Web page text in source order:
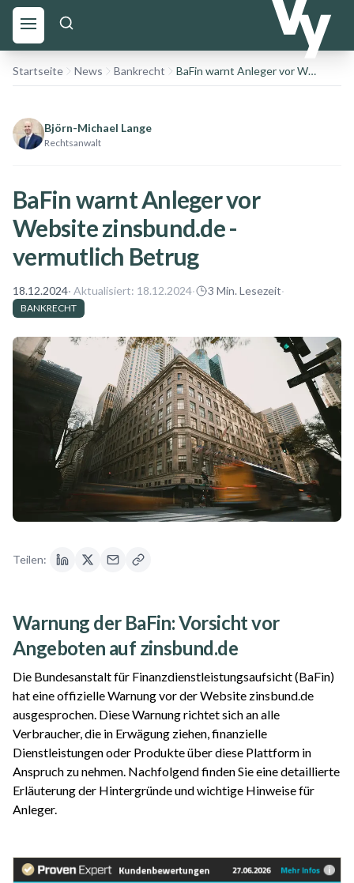
Startseite News Bankrecht BaFin warnt Anleger vor Website zinsbund.de - vermutlich Betrug
Björn-Michael Lange
Rechtsanwalt
BaFin warnt Anleger vor
Website zinsbund.de -
vermutlich Betrug
18.12.2024· Aktualisiert: 18.12.2024· 3 Min. Lesezeit·
BANKRECHT
Teilen:
Warnung der BaFin: Vorsicht vor
Angeboten auf zinsbund.de
Die Bundesanstalt für Finanzdienstleistungsaufsicht (BaFin)
hat eine offizielle Warnung vor der Website zinsbund.de
ausgesprochen. Diese Warnung richtet sich an alle
Verbraucher, die in Erwägung ziehen, finanzielle
Dienstleistungen oder Produkte über diese Plattform in
Anspruch zu nehmen. Nachfolgend finden Sie eine detaillierte
Erläuterung der Hintergründe und wichtige Hinweise für
Anleger.